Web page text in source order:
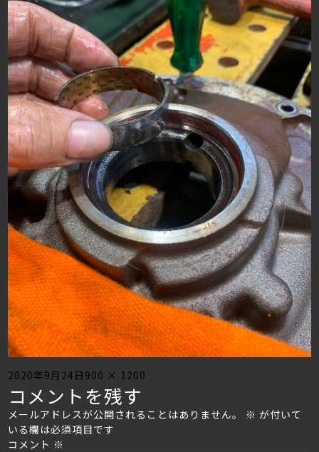
Posted
on
2020年9月24日 Full
size
900 × 1200
コメントを残す
メールアドレスが公開されることはありません。 ※ が付いて
いる欄は必須項目です
コメント ※